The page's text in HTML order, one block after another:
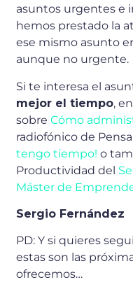
asuntos urgentes e
hemos prestado la
ese mismo asunto
aunque no urgente.
Si te interesa el
mejor el tiempo,
sobreCómo
radiofónico de
tengo tiempo!o
Productividad del
Máster de
Sergio Fernández
PD: Y si quieres
estas son las
ofrecemos…